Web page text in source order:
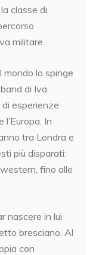
classe di
militare.
mondo lo spinge
di Iva
di esperienze
In
tra Londra e
più disparati:
fino alle
nascere in lui
bresciano. Al
con